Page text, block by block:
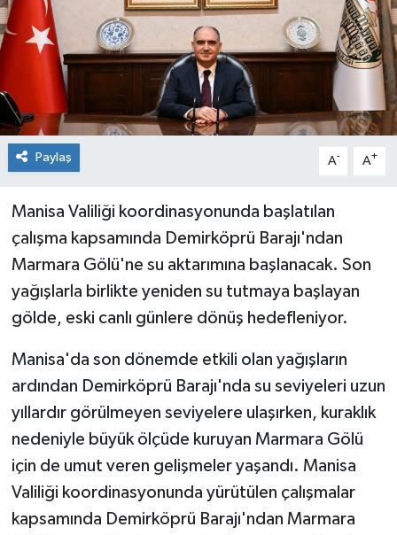
Paylaş A- A+
Manisa Valiliği koordinasyonunda başlatılan
çalışma kapsamında Demirköprü Barajı'ndan
Marmara Gölü'ne su aktarımına başlanacak. Son
yağışlarla birlikte yeniden su tutmaya başlayan
gölde, eski canlı günlere dönüş hedefleniyor.
Manisa'da son dönemde etkili olan yağışların
ardından Demirköprü Barajı'nda su seviyeleri uzun
yıllardır görülmeyen seviyelere ulaşırken, kuraklık
nedeniyle büyük ölçüde kuruyan Marmara Gölü
için de umut veren gelişmeler yaşandı. Manisa
Valiliği koordinasyonunda yürütülen çalışmalar
kapsamında Demirköprü Barajı'ndan Marmara